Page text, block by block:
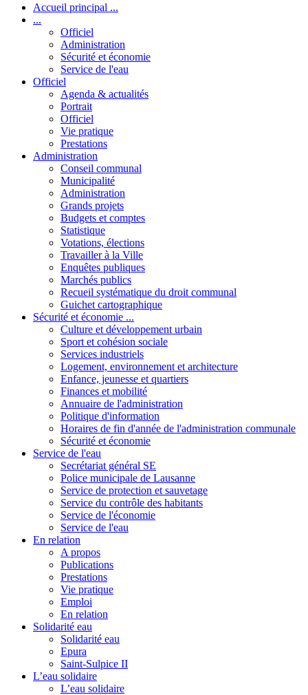
Accueil principal ...
...
Officiel
Administration
Sécurité et économie
Service de l'eau
Officiel
Agenda & actualités
Portrait
Officiel
Vie pratique
Prestations
Administration
Conseil communal
Municipalité
Administration
Grands projets
Budgets et comptes
Statistique
Votations, élections
Travailler à la Ville
Enquêtes publiques
Marchés publics
Recueil systématique du droit communal
Guichet cartographique
Sécurité et économie ...
Culture et développement urbain
Sport et cohésion sociale
Services industriels
Logement, environnement et architecture
Enfance, jeunesse et quartiers
Finances et mobilité
Annuaire de l'administration
Politique d'information
Horaires de fin d'année de l'administration communale
Sécurité et économie
Service de l'eau
Secrétariat général SE
Police municipale de Lausanne
Service de protection et sauvetage
Service du contrôle des habitants
Service de l'économie
Service de l'eau
En relation
A propos
Publications
Prestations
Vie pratique
Emploi
En relation
Solidarité eau
Solidarité eau
Epura
Saint-Sulpice II
L’eau solidaire
L’eau solidaire